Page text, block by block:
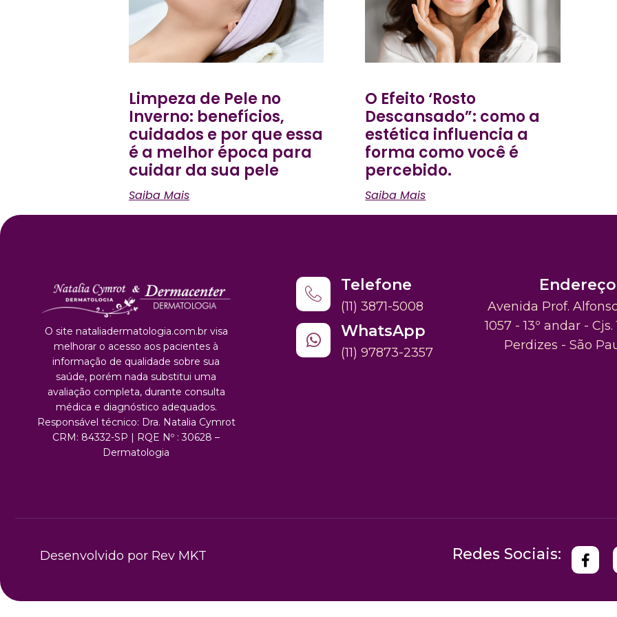
Limpeza de Pele no
Inverno: benefícios,
cuidados e por que essa
é a melhor época para
cuidar da sua pele
Saiba Mais
O Efeito ‘Rosto
Descansado”: como a
estética influencia a
forma como você é
percebido.
Saiba Mais
O site nataliadermatologia.com.br visa
melhorar o acesso aos pacientes à
informação de qualidade sobre sua
saúde, porém nada substitui uma
avaliação completa, durante consulta
médica e diagnóstico adequados.
Responsável técnico: Dra. Natalia Cymrot
CRM: 84332-SP | RQE Nº : 30628 –
Dermatologia
Telefone
(11) 3871-5008
WhatsApp
(11) 97873-2357
Endereço
Avenida Prof.
1057 - 13º andar - Cjs.
Perdizes - São
Desenvolvido por Rev MKT Redes Sociais: